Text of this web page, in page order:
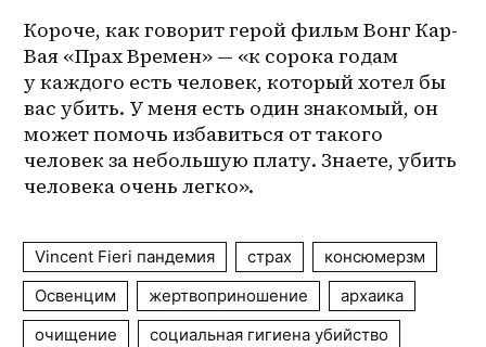
Короче, как говорит герой фильм Вонг Кар-
Вая «Прах Времен» — «к сорока годам
у каждого есть человек, который хотел бы
вас убить. У меня есть один знакомый, он
может помочь избавиться от такого
человек за небольшую плату. Знаете, убить
человека очень легко».
Vincent Fieri пандемия страх
консюмерзм
Освенцим
жертвоприношение
архаика
очищение
социальная гигиена убийство